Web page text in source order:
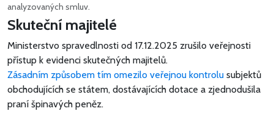
analyzovaných smluv.
Skuteční majitelé
Ministerstvo spravedlnosti od 17.12.2025 zrušilo veřejnosti
přístup k evidenci skutečných majitelů.
Zásadním způsobem tím omezilo veřejnou kontrolu subjektů
obchodujících se státem, dostávajících dotace a zjednodušila
praní špinavých peněz.